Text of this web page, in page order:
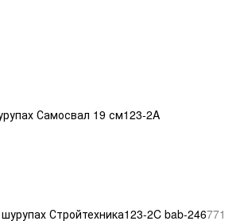
Самосвал 19 см123-2A